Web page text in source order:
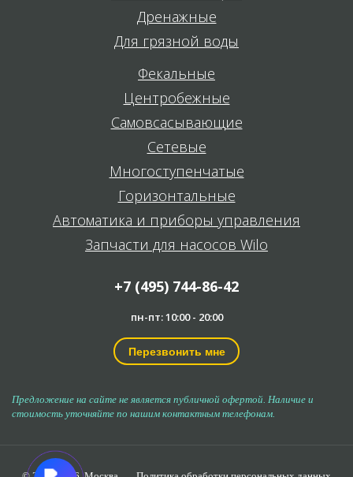
Дренажные
Для грязной воды
Фекальные
Центробежные
Самовсасывающие
Сетевые
Многоступенчатые
Горизонтальные
Автоматика и приборы управления
Запчасти для насосов Wilo
+7 (495) 744-86-42
пн-пт: 10:00 - 20:00
Перезвонить мне
Предложение на сайте не является публичной офертой. Наличие и
стоимость уточняйте по нашим контактным телефонам.